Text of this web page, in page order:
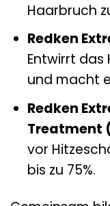
Haarbruch
Redken
Entwirrt das
und macht
Redken
Treatment
vor
bis zu 75%.